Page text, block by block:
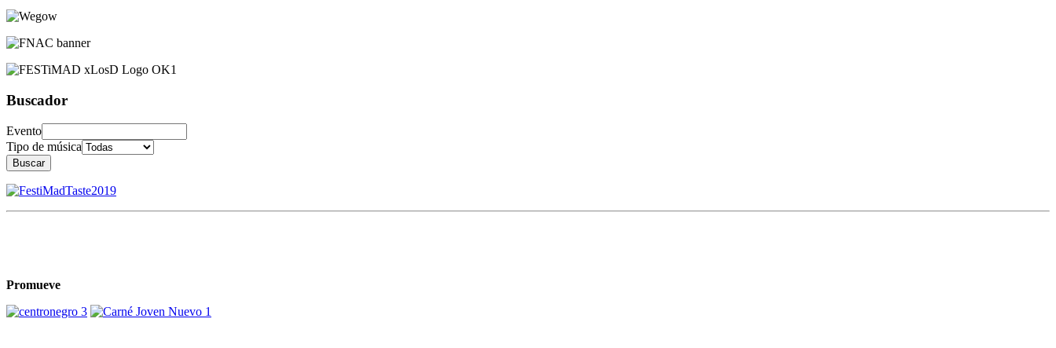
Buscador
Evento
Tipo de música
Buscar
Promueve